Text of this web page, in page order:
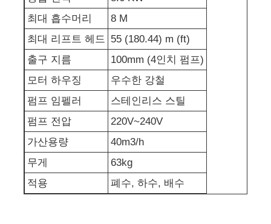
발전기 세트에 방음 장치를 하세요
가정용 생성기
덮개 발전기 세트
저소음 발생기
발전기 유지보수
최대 흡수머리
8 M
최대 리프트 헤드
55 (180.44) m (ft)
출구 지름
100mm (4인치 펌프)
모터 하우징
우수한 강철
펌프 임펠러
스테인리스 스틸
펌프 전압
220V~240V
가산용량
40m3/h
무게
63kg
적용
폐수, 하수, 배수